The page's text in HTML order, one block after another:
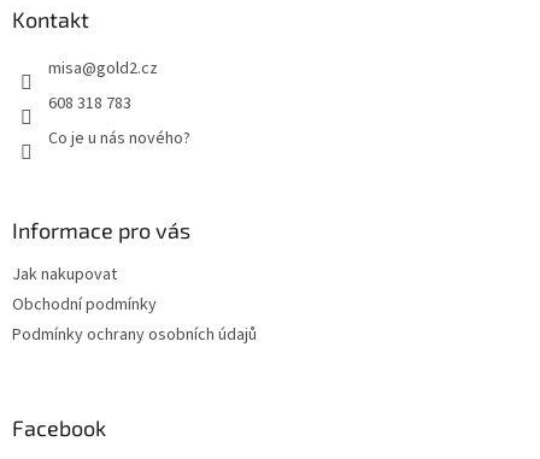
Kontakt
misa@gold2.cz
608 318 783
Co je u nás nového?
Informace pro vás
Jak nakupovat
Obchodní podmínky
Podmínky ochrany osobních údajů
Facebook